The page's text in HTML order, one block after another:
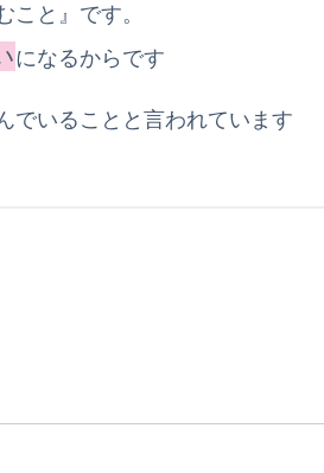
と』です。
になるからです
でいることと言われています